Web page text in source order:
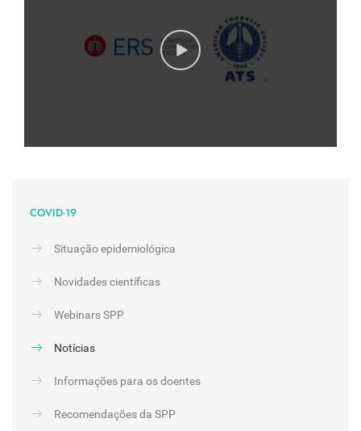
COVID-19
Situação epidemiológica
Novidades científicas
Webinars SPP
Notícias
Informações para os doentes
Recomendações da SPP